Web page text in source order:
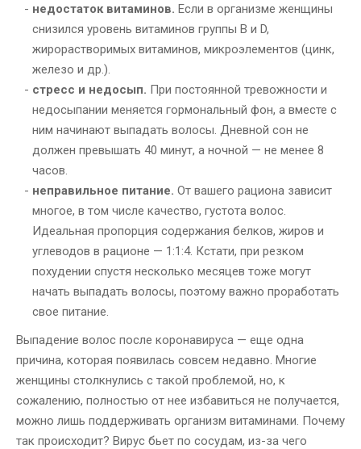
недостаток витаминов. Если в организме женщины
снизился уровень витаминов группы B и D,
жирорастворимых витаминов, микроэлементов (цинк,
железо и др.).
стресс и недосып. При постоянной тревожности и
недосыпании меняется гормональный фон, а вместе с
ним начинают выпадать волосы. Дневной сон не
должен превышать 40 минут, а ночной — не менее 8
часов.
неправильное питание. От вашего рациона зависит
многое, в том числе качество, густота волос.
Идеальная пропорция содержания белков, жиров и
углеводов в рационе — 1:1:4. Кстати, при резком
похудении спустя несколько месяцев тоже могут
начать выпадать волосы, поэтому важно проработать
свое питание.
Выпадение волос после коронавируса — еще одна
причина, которая появилась совсем недавно. Многие
женщины столкнулись с такой проблемой, но, к
сожалению, полностью от нее избавиться не получается,
можно лишь поддерживать организм витаминами. Почему
так происходит? Вирус бьет по сосудам, из-за чего